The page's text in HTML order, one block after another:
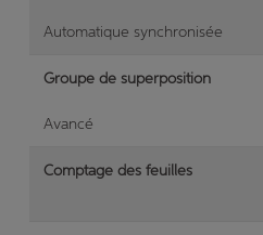
Automatique synchronisée
Groupe de superposition
Avancé
Comptage des feuilles